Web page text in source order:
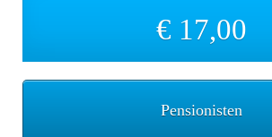
€ 17,00
Pensionisten